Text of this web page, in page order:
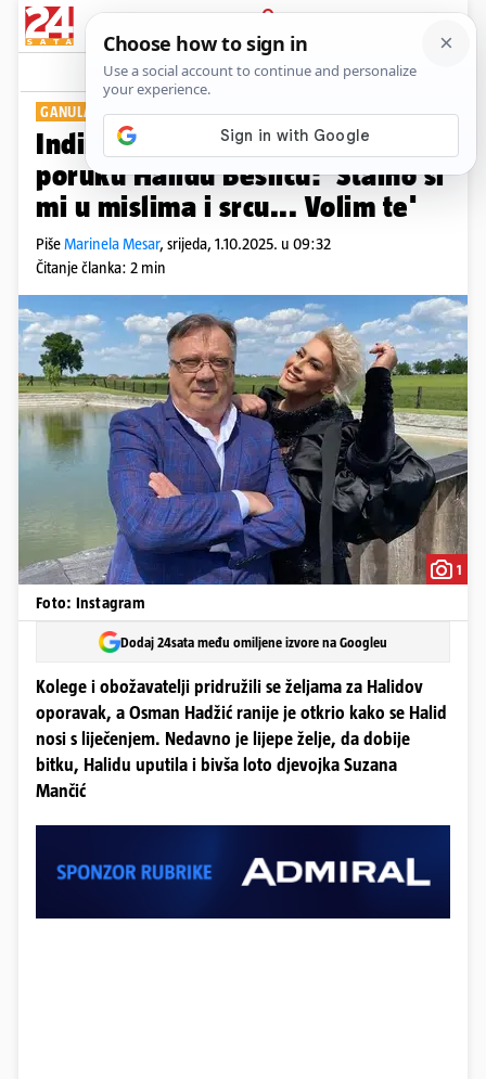
PRIJAVA
Show Komentari
GANULA MNOGE
Indira Levak poslala je dirljivu
poruku Halidu Bešliću: 'Stalno si
mi u mislima i srcu... Volim te'
PišeMarinela Mesar, srijeda, 1.10.2025. u 09:32
Čitanje članka: 2 min
1
Foto: Instagram
Dodaj 24sata među omiljene izvore na Googleu
Kolege i obožavatelji pridružili se željama za Halidov
oporavak, a Osman Hadžić ranije je otkrio kako se Halid
nosi s liječenjem. Nedavno je lijepe želje, da dobije
bitku, Halidu uputila i bivša loto djevojka Suzana
Mančić